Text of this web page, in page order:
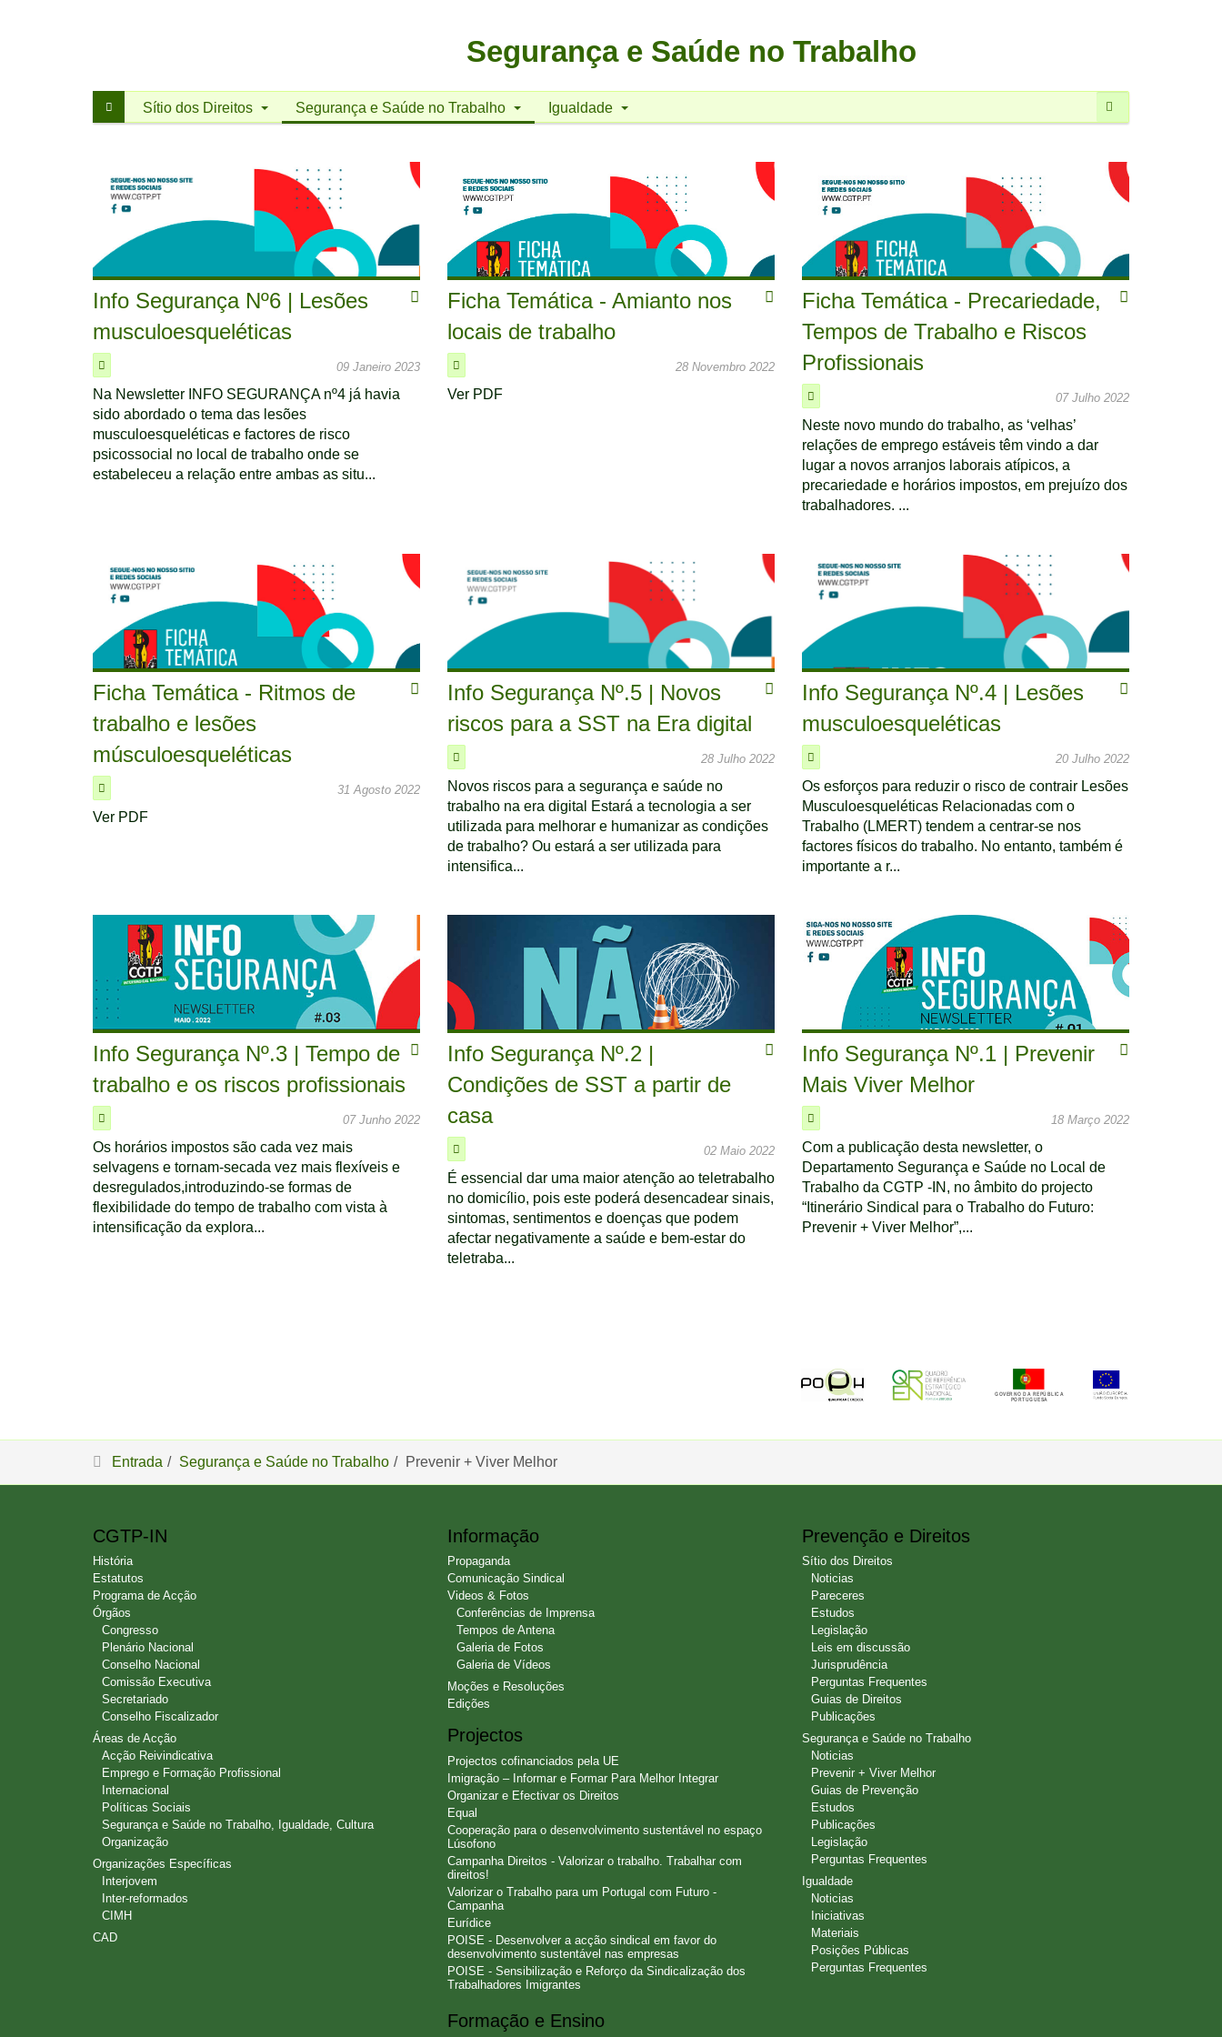
Segurança e Saúde no Trabalho
Pesquisar
Sítio dos Direitos Segurança e Saúde no Trabalho Igualdade
Info Segurança Nº6 | Lesões
musculoesqueléticas
09 Janeiro 2023
Na Newsletter INFO SEGURANÇA nº4 já havia
sido abordado o tema das lesões
musculoesqueléticas e factores de risco
psicossocial no local de trabalho onde se
estabeleceu a relação entre ambas as situ...
Ficha Temática - Amianto nos
locais de trabalho
28 Novembro 2022
Ver PDF
Ficha Temática - Precariedade,
Tempos de Trabalho e Riscos
Profissionais
07 Julho 2022
Neste novo mundo do trabalho, as ‘velhas’
relações de emprego estáveis têm vindo a dar
lugar a novos arranjos laborais atípicos, a
precariedade e horários impostos, em prejuízo dos
trabalhadores. ...
Ficha Temática - Ritmos de
trabalho e lesões
músculoesqueléticas
31 Agosto 2022
Ver PDF
Info Segurança Nº.5 | Novos
riscos para a SST na Era digital
28 Julho 2022
Novos riscos para a segurança e saúde no
trabalho na era digital Estará a tecnologia a ser
utilizada para melhorar e humanizar as condições
de trabalho? Ou estará a ser utilizada para
intensifica...
Info Segurança Nº.4 | Lesões
musculoesqueléticas
20 Julho 2022
Os esforços para reduzir o risco de contrair Lesões
Musculoesqueléticas Relacionadas com o
Trabalho (LMERT) tendem a centrar-se nos
factores físicos do trabalho. No entanto, também é
importante a r...
Info Segurança Nº.3 | Tempo de
trabalho e os riscos profissionais
07 Junho 2022
Os horários impostos são cada vez mais
selvagens e tornam-secada vez mais flexíveis e
desregulados,introduzindo-se formas de
flexibilidade do tempo de trabalho com vista à
intensificação da explora...
Info Segurança Nº.2 |
Condições de SST a partir de
casa
02 Maio 2022
É essencial dar uma maior atenção ao teletrabalho
no domicílio, pois este poderá desencadear sinais,
sintomas, sentimentos e doenças que podem
afectar negativamente a saúde e bem-estar do
teletraba...
Info Segurança Nº.1 | Prevenir
Mais Viver Melhor
18 Março 2022
Com a publicação desta newsletter, o
Departamento Segurança e Saúde no Local de
Trabalho da CGTP -IN, no âmbito do projecto
“Itinerário Sindical para o Trabalho do Futuro:
Prevenir + Viver Melhor”,...
Entrada Segurança e Saúde no Trabalho Prevenir + Viver Melhor
CGTP-IN
História
Estatutos
Programa de Acção
Órgãos
Congresso
Plenário Nacional
Conselho Nacional
Comissão Executiva
Secretariado
Conselho Fiscalizador
Áreas de Acção
Acção Reivindicativa
Emprego e Formação Profissional
Internacional
Políticas Sociais
Segurança e Saúde no Trabalho, Igualdade, Cultura
Organização
Organizações Específicas
Interjovem
Inter-reformados
CIMH
CAD
Informação
Propaganda
Comunicação Sindical
Videos & Fotos
Conferências de Imprensa
Tempos de Antena
Galeria de Fotos
Galeria de Vídeos
Moções e Resoluções
Edições
Projectos
Projectos cofinanciados pela UE
Imigração – Informar e Formar Para Melhor Integrar
Organizar e Efectivar os Direitos
Equal
Cooperação para o desenvolvimento sustentável no espaço
Lúsofono
Campanha Direitos - Valorizar o trabalho. Trabalhar com
direitos!
Valorizar o Trabalho para um Portugal com Futuro -
Campanha
Eurídice
POISE - Desenvolver a acção sindical em favor do
desenvolvimento sustentável nas empresas
POISE - Sensibilização e Reforço da Sindicalização dos
Trabalhadores Imigrantes
Formação e Ensino
Prevenção e Direitos
Sítio dos Direitos
Noticias
Pareceres
Estudos
Legislação
Leis em discussão
Jurisprudência
Perguntas Frequentes
Guias de Direitos
Publicações
Segurança e Saúde no Trabalho
Noticias
Prevenir + Viver Melhor
Guias de Prevenção
Estudos
Publicações
Legislação
Perguntas Frequentes
Igualdade
Noticias
Iniciativas
Materiais
Posições Públicas
Perguntas Frequentes